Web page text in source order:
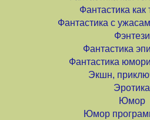
Фантастика как
Фантастика с
Фэнтези
Фантастика
Фантастика
Экшн,
Эротика
Юмор
Юмор